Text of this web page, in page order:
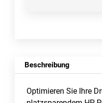
Beschreibung
Optimieren Sie Ihre